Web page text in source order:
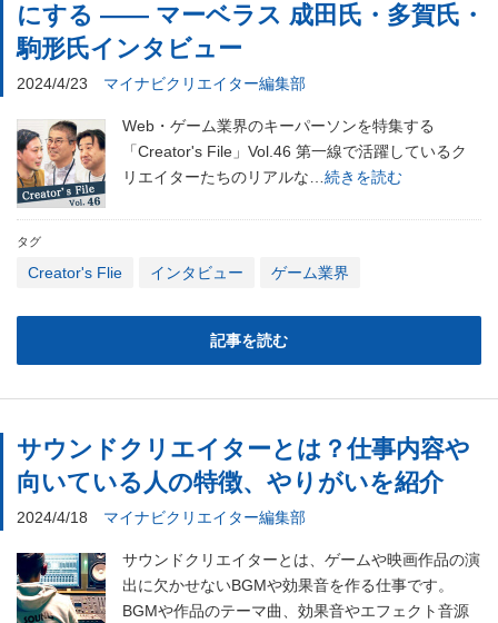
にする ―― マーベラス 成田氏・多賀氏・
駒形氏インタビュー
2024/4/23 マイナビクリエイター編集部
Web・ゲーム業界のキーパーソンを特集する
「Creator's File」Vol.46 第一線で活躍しているク
リエイターたちのリアルな… 続きを読む
タグ
Creator's Flie インタビュー ゲーム業界
記事を読む
サウンドクリエイターとは？仕事内容や
向いている人の特徴、やりがいを紹介
2024/4/18 マイナビクリエイター編集部
サウンドクリエイターとは、ゲームや映画作品の演
出に欠かせないBGMや効果音を作る仕事です。
BGMや作品のテーマ曲、効果音やエフェクト音源